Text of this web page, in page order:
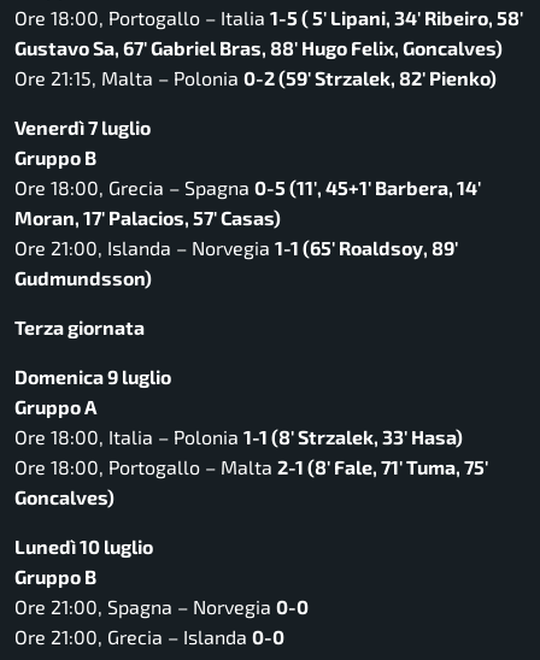
Ore 18:00, Portogallo – Italia 1-5 ( 5′ Lipani, 34′ Ribeiro, 58′
Gustavo Sa, 67′ Gabriel Bras, 88′ Hugo Felix, Goncalves)
Ore 21:15, Malta – Polonia 0-2 (59′Strzalek, 82′ Pienko)
Venerdì 7 luglio
Gruppo B
Ore 18:00, Grecia – Spagna 0-5 (11′, 45+1′ Barbera, 14′
Moran, 17′ Palacios, 57′ Casas)
Ore 21:00, Islanda – Norvegia 1-1 (65′ Roaldsoy, 89′
Gudmundsson)
Terza giornata
Domenica 9 luglio
Gruppo A
Ore 18:00, Italia – Polonia 1-1 (8′ Strzalek, 33′ Hasa)
Ore 18:00, Portogallo – Malta 2-1 (8′ Fale, 71′ Tuma, 75′
Goncalves)
Lunedì 10 luglio
Gruppo B
Ore 21:00, Spagna – Norvegia 0-0
Ore 21:00, Grecia – Islanda 0-0